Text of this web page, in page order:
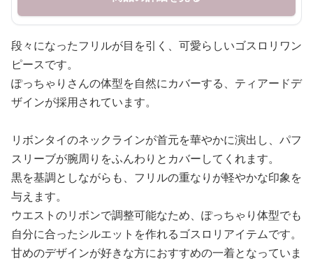
段々になったフリルが目を引く、可愛らしいゴスロリワン
ピースです。
ぽっちゃりさんの体型を自然にカバーする、ティアードデ
ザインが採用されています。
リボンタイのネックラインが首元を華やかに演出し、パフ
スリーブが腕周りをふんわりとカバーしてくれます。
黒を基調としながらも、フリルの重なりが軽やかな印象を
与えます。
ウエストのリボンで調整可能なため、ぽっちゃり体型でも
自分に合ったシルエットを作れるゴスロリアイテムです。
甘めのデザインが好きな方におすすめの一着となっていま